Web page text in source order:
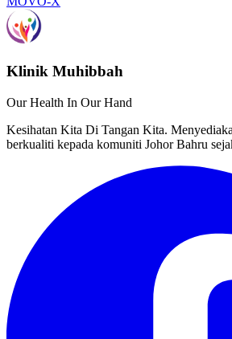
Klinik Muhibbah
Our Health In Our Hand
Kesihatan Kita Di Tangan Kita.
berkualiti kepada komuniti Johor Bahru